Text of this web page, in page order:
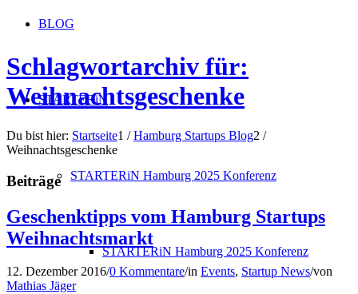
BLOG
STARTERiN
STARTERiN Hamburg 2025 Konferenz
STARTERiN Hamburg 2025 Konferenz
Schlagwortarchiv für:
Weihnachtsgeschenke
Du bist hier: Startseite1 / Hamburg Startups Blog2 /
Weihnachtsgeschenke
Beiträge
Geschenktipps vom Hamburg Startups
Weihnachtsmarkt
12. Dezember 2016/0 Kommentare/in Events, Startup News/von
Mathias Jäger